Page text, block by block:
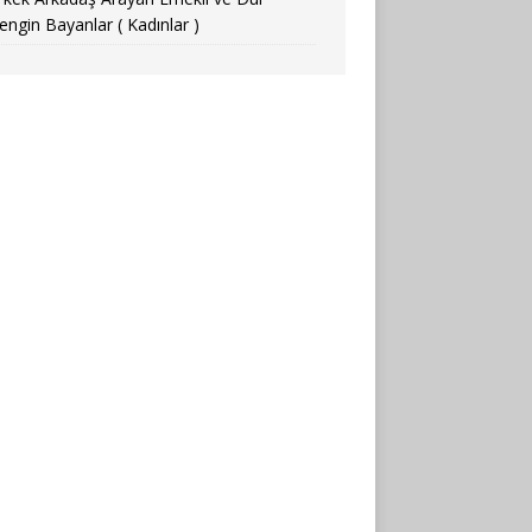
Bayanlar ( Kadınlar )